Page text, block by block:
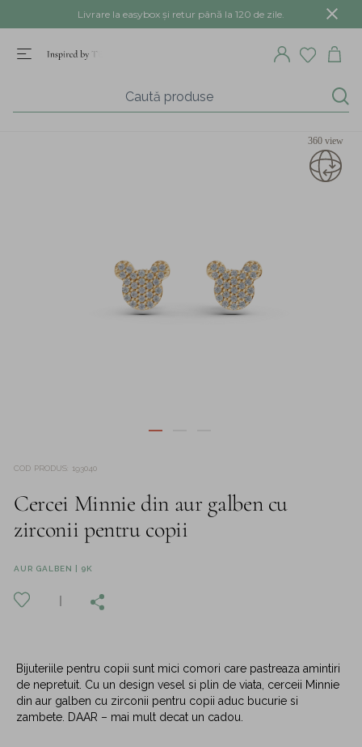
Livrare la easybox și retur până la 120 de zile.
360 view
COD PRODUS 193040
Cercei Minnie din aur galben cu
zirconii pentru copii
AUR GALBEN | 9K
Bijuteriile pentru copii sunt mici comori care pastreaza amintiri
de nepretuit. Cu un design vesel si plin de viata, cerceii Minnie
din aur galben cu zirconii pentru copii aduc bucurie si
zambete. DAAR – mai mult decat un cadou.